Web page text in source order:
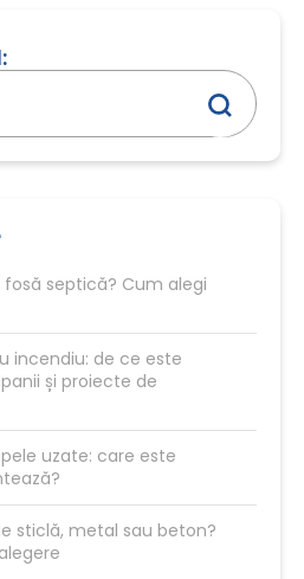
septică? Cum alegi
incendiu: de ce este
și proiecte de
uzate: care este
sticlă, metal sau beton?